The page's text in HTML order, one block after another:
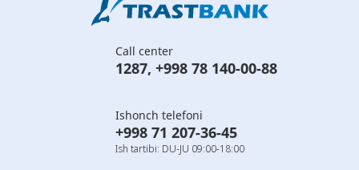
Call center
1287, +998 78 140-00-88
Ishonch telefoni
+998 71 207-36-45
Ish tartibi: DU-JU 09:00-18:00